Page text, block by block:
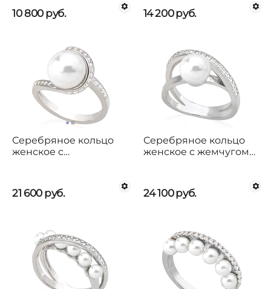
Rock Star
10 800 руб. 14 200руб.
Серебряное кольцо
женское с
циркония Exquisite
Majorica
21 600 руб.
Серебряное кольцо
женское с жемчугом
24 100руб.